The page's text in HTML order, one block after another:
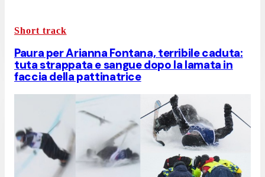
Short track
Paura per Arianna Fontana, terribile caduta:
tuta strappata e sangue dopo la lamata in
faccia della pattinatrice